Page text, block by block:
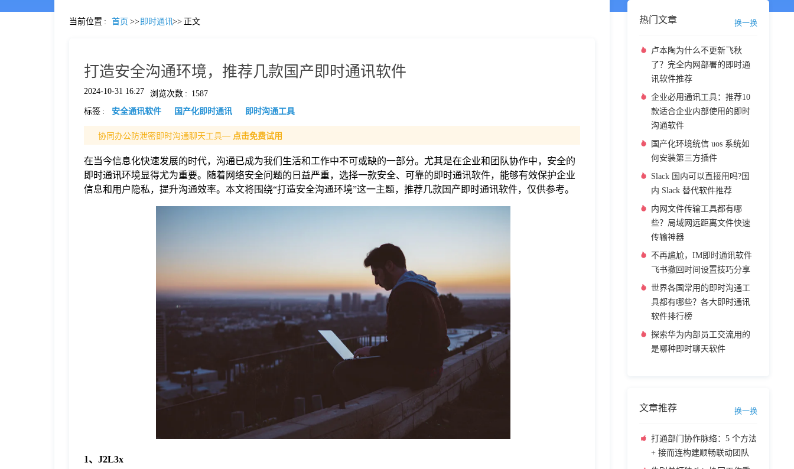
当前位置 : 首页 >> 即时通讯>> 正文
打造安全沟通环境，推荐几款国产即时通讯软件
2024-10-31 16:27 浏览次数 : 1587
标签 : 安全通讯软件 国产化即时通讯 即时沟通工具
协同办公防泄密即时沟通聊天工具— 点击免费试用
在当今信息化快速发展的时代，沟通已成为我们生活和工作中不可或缺的一部分。尤其是在企业和团队协作中，安全的
即时通讯环境显得尤为重要。随着网络安全问题的日益严重，选择一款安全、可靠的即时通讯软件，能够有效保护企业
信息和用户隐私，提升沟通效率。本文将围绕“打造安全沟通环境”这一主题，推荐几款国产即时通讯软件，仅供参考。
1、J2L3x
热门文章 换一换
卢本陶为什么不更新飞秋
了？完全内网部署的即时通
讯软件推荐
企业必用通讯工具：推荐10
款适合企业内部使用的即时
沟通软件
国产化环境统信 uos 系统如
何安装第三方插件
Slack 国内可以直接用吗?国
内 Slack 替代软件推荐
内网文件传输工具都有哪
些？局域网远距离文件快速
传输神器
不再尴尬，IM即时通讯软件
飞书撤回时间设置技巧分享
世界各国常用的即时沟通工
具都有哪些？各大即时通讯
软件排行榜
探索华为内部员工交流用的
是哪种即时聊天软件
文章推荐 换一换
打通部门协作脉络：5 个方法
+ 接而连构建顺畅联动团队